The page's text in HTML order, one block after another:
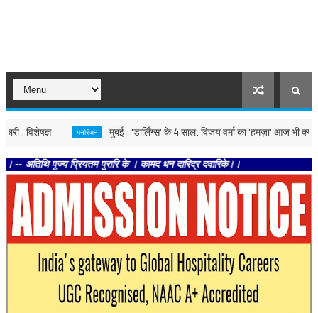
मनोरंजन मुंबई : 'डार्लिंग्स' के 4 साल: विजय वर्मा का 'हमज़ा' आज भी क्यों देता है
प्रियतम पुरारि के । कामद धन दारिद्र दवारिके।।